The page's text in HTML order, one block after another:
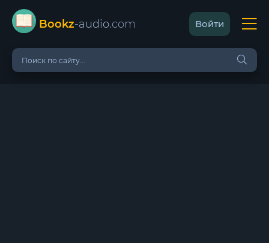
Bookz-audio.com Войти